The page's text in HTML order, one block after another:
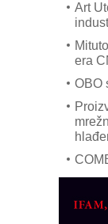
Art
era
OBO